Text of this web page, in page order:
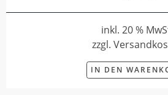
inkl. 20 %
zzgl.
IN DEN